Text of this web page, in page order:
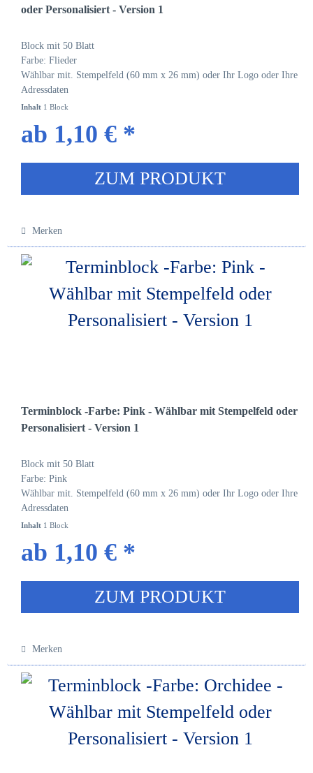
oder Personalisiert - Version 1
Block mit 50 Blatt
Farbe: Flieder
Wählbar mit. Stempelfeld (60 mm x 26 mm) oder Ihr Logo oder Ihre
Adressdaten
Inhalt 1 Block
ab 1,10 € *
ZUM PRODUKT
Merken
Terminblock -Farbe: Pink - Wählbar mit Stempelfeld oder
Personalisiert - Version 1
Block mit 50 Blatt
Farbe: Pink
Wählbar mit. Stempelfeld (60 mm x 26 mm) oder Ihr Logo oder Ihre
Adressdaten
Inhalt 1 Block
ab 1,10 € *
ZUM PRODUKT
Merken